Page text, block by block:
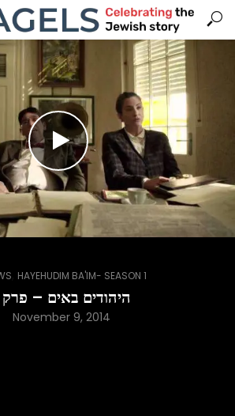
HAYEHUDIM BA'IM- SEASON 1
היהודים באים – פרק 1
November 9, 2014